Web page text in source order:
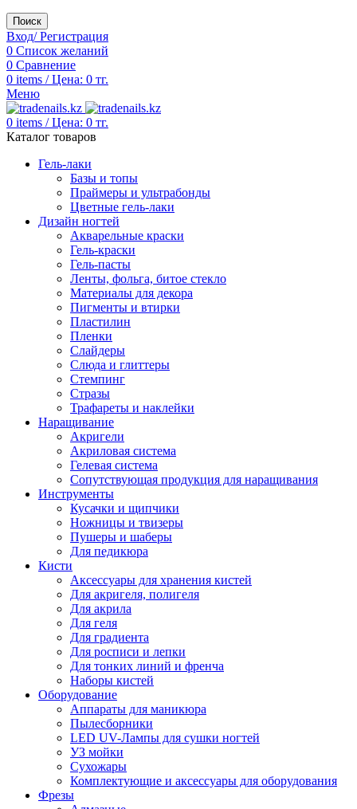
Поиск
Вход/ Регистрация
0 Список желаний
0 Сравнение
0 items / Цена: 0 тг.
Меню
0 items / Цена: 0 тг.
Каталог товаров
Гель-лаки
Базы и топы
Праймеры и ультрабонды
Цветные гель-лаки
Дизайн ногтей
Акварельные краски
Гель-краски
Гель-пасты
Ленты, фольга, битое стекло
Материалы для декора
Пигменты и втирки
Пластилин
Пленки
Слайдеры
Слюда и глиттеры
Стемпинг
Стразы
Трафареты и наклейки
Наращивание
Акригели
Акриловая система
Гелевая система
Сопутствующая продукция для наращивания
Инструменты
Кусачки и щипчики
Ножницы и твизеры
Пушеры и шаберы
Для педикюра
Кисти
Аксессуары для хранения кистей
Для акригеля, полигеля
Для акрила
Для геля
Для градиента
Для росписи и лепки
Для тонких линий и френча
Наборы кистей
Оборудование
Аппараты для маникюра
Пылесборники
LED UV-Лампы для сушки ногтей
УЗ мойки
Сухожары
Комплектующие и аксессуары для оборудования
Фрезы